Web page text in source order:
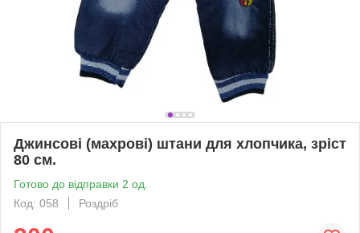
Джинсові (махрові) штани для хлопчика, зріст
80 см.
Готово до відправки 2 од.
Код: 058
Роздріб